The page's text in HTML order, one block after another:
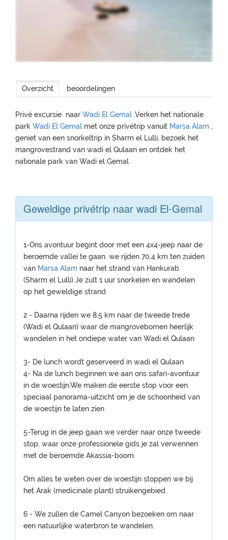
Overzicht beoordelingen
Privé excursie naar Wadi El Gemal .Verken het nationale
park Wadi El Gemal met onze privétrip vanuit Marsa Alam ,
geniet van een snorkeltrip in Sharm el Lulli, bezoek het
mangrovestrand van wadi el Qulaan en ontdek het
nationale park van Wadi el Gemal
Geweldige privétrip naar wadi El-Gemal
1-Ons avontuur begint door met een 4x4-jeep naar de
beroemde vallei te gaan. we rijden 70,4 km ten zuiden
van Marsa Alam naar het strand van Hankurab
(Sharm el Lulli) Je zult 1 uur snorkelen en wandelen
op het geweldige strand
2 - Daarna rijden we 8,5 km naar de tweede trede
(Wadi el Qulaan) waar de mangrovebomen heerlijk
wandelen in het ondiepe water van Wadi el Qulaan
3- De lunch wordt geserveerd in wadi el Qulaan
4- Na de lunch beginnen we aan ons safari-avontuur
in de woestijn.We maken de eerste stop voor een
speciaal panorama-uitzicht om je de schoonheid van
de woestijn te laten zien
5-Terug in de jeep gaan we verder naar onze tweede
stop, waar onze professionele gids je zal verwennen
met de beroemde Akassia-boom.
Om alles te weten over de woestijn stoppen we bij
het Arak (medicinale plant) struikengebied.
6 - We zullen de Camel Canyon bezoeken om naar
een natuurlijke waterbron te wandelen.